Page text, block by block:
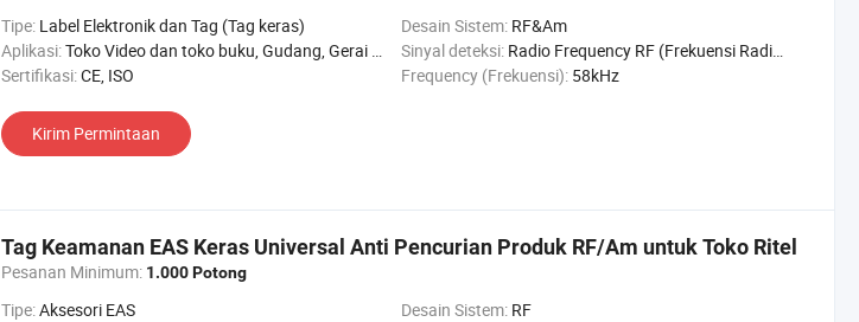
Tipe: Label Elektronik dan Tag (Tag keras) Desain Sistem: RF&Am
Aplikasi:Toko Video dan toko buku, Gudang, Gerai Belanja, Supermarket, Toko pakaian, Toko perhiasan Sinyal deteksi: Radio Frequency RF (Frekuensi Radio RF)
Sertifikasi:CE, ISO Frequency (Frekuensi): 58kHz
Kirim Permintaan
Tag Keamanan EAS Keras Universal Anti Pencurian Produk RF/Am untuk Toko Ritel
Pesanan Minimum: 1.000 Potong
Tipe:Aksesori EAS Desain Sistem: RF